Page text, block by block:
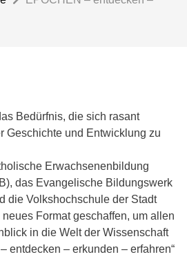
Bedürfnis, die sich rasant
Geschichte und Entwicklung zu
Erwachsenenbildung
das Evangelische Bildungswerk
die Volkshochschule der Stadt
Format geschaffen, um allen
in die Welt der Wissenschaft
entdecken – erkunden – erfahren“